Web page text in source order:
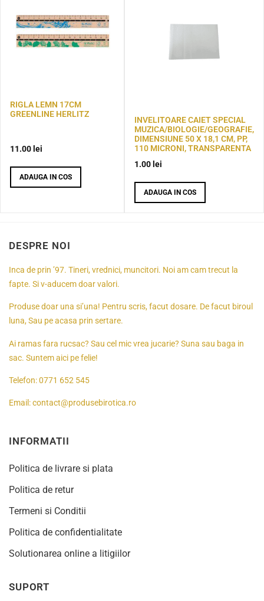
RIGLA LEMN 17CM
GREENLINE HERLITZ
11.00 lei
ADAUGA IN COS
INVELITOARE CAIET SPECIAL
MUZICA/BIOLOGIE/GEOGRAFIE,
DIMENSIUNE 50 X 18,1 CM, PP,
110 MICRONI, TRANSPARENTA
1.00 lei
ADAUGA IN COS
DESPRE NOI
Inca de prin ’97. Tineri, vrednici, muncitori. Noi am cam trecut la
fapte. Si v-aducem doar valori.
Produse doar una si’una! Pentru scris, facut dosare. De facut biroul
luna, Sau pe acasa prin sertare.
Ai ramas fara rucsac? Sau cel mic vrea jucarie? Suna sau baga in
sac. Suntem aici pe felie!
Telefon:0771 652 545
Email:contact@produsebirotica.ro
INFORMATII
Politica de livrare si plata
Politica de retur
Termeni si Conditii
Politica de confidentialitate
Solutionarea online a litigiilor
SUPORT